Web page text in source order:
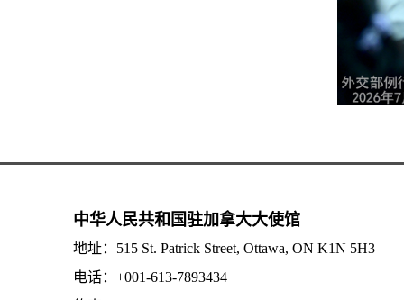
中华人民共和国驻加拿大大使馆
地址：515 St. Patrick Street, Ottawa, ON K1N 5H3
电话：+001-613-7893434